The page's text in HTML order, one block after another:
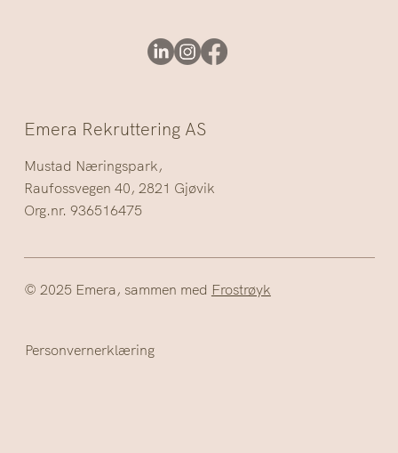
Mustad Næringspark,
Raufossvegen 40, 2821 Gjøvik
Org.nr. 936516475
Emera Rekruttering AS
© 2025 Emera, sammen med Frostrøyk
Personvernerklæring